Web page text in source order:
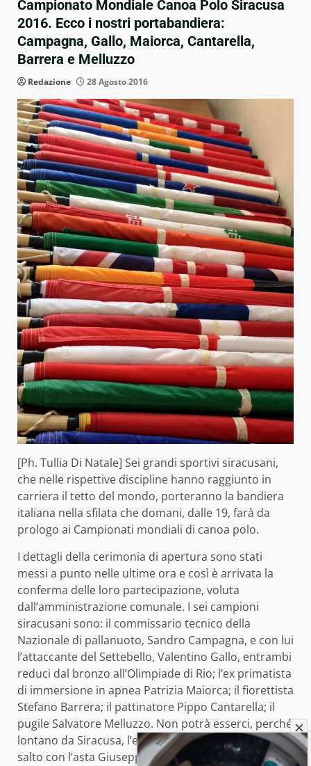
Campionato Mondiale Canoa Polo Siracusa
2016. Ecco i nostri portabandiera:
Campagna, Gallo, Maiorca, Cantarella,
Barrera e Melluzzo
Redazione 28 Agosto 2016
[Ph. Tullia Di Natale] Sei grandi sportivi siracusani,
che nelle rispettive discipline hanno raggiunto in
carriera il tetto del mondo, porteranno la bandiera
italiana nella sfilata che domani, dalle 19, farà da
prologo ai Campionati mondiali di canoa polo.
I dettagli della cerimonia di apertura sono stati
messi a punto nelle ultime ora e così è arrivata la
conferma delle loro partecipazione, voluta
dall’amministrazione comunale. I sei campioni
siracusani sono: il commissario tecnico della
Nazionale di pallanuoto, Sandro Campagna, e con lui
l’attaccante del Settebello, Valentino Gallo, entrambi
reduci dal bronzo all’Olimpiade di Rio; l’ex primatista
di immersione in apnea Patrizia Maiorca; il fiorettista
Stefano Barrera; il pattinatore Pippo Cantarella; il
pugile Salvatore Melluzzo. Non potrà esserci, perché
lontano da Siracusa, l’ex campione del mondo di
salto con l’asta Giuseppe Gibilisco.